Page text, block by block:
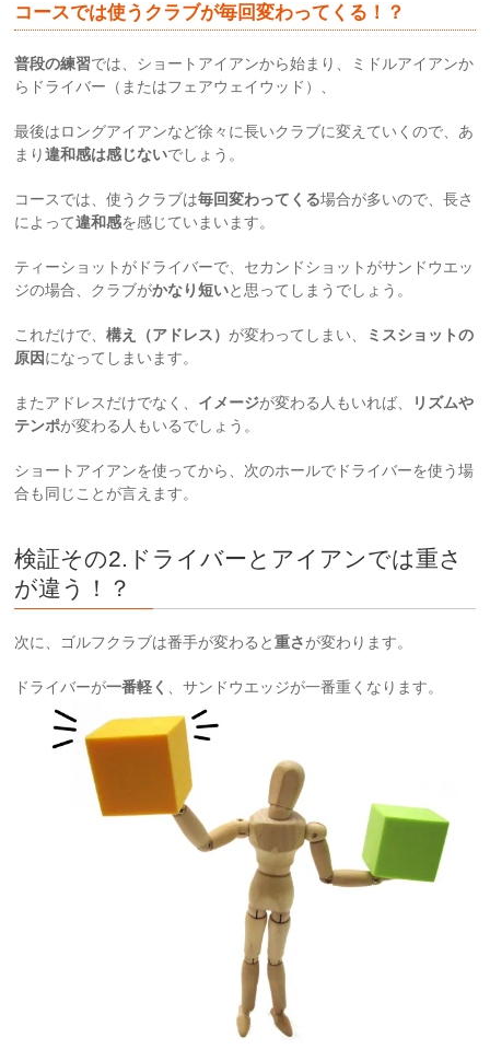
コースでは使うクラブが毎回変わってくる！？
普段の練習では、ショートアイアンから始まり、ミドルアイアンか
らドライバー（またはフェアウェイウッド）、
最後はロングアイアンなど徐々に長いクラブに変えていくので、あ
まり違和感は感じないでしょう。
コースでは、使うクラブは毎回変わってくる場合が多いので、長さ
によって違和感を感じていまいます。
ティーショットがドライバーで、セカンドショットがサンドウエッ
ジの場合、クラブがかなり短いと思ってしまうでしょう。
これだけで、構え（アドレス） が変わってしまい、
ミスショットの
原因になってしまいます。
またアドレスだけでなく、 イメージが変わる人もいれば、
リズムや
テンポが変わる人もいるでしょう。
ショートアイアンを使ってから、次のホールでドライバーを使う場
合も同じことが言えます。
検証その2.ドライバーとアイアンでは重さ
が違う！？
次に、ゴルフクラブは番手が変わると重さが変わります。
ドライバーが一番軽く 、サンドウエッジが一番重くなります。